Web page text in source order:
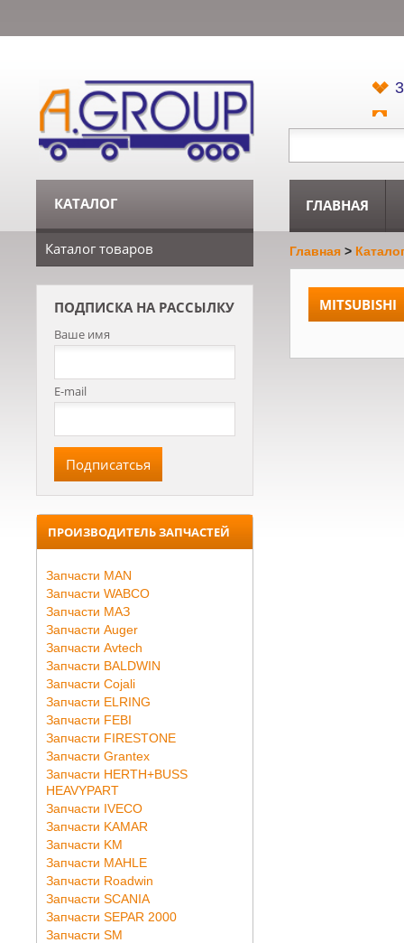
ГЛАВНАЯ
КАТАЛОГ
Каталог товаров
ПОДПИСКА НА РАССЫЛКУ
Ваше имя
E-mail
ПРОИЗВОДИТЕЛЬ ЗАПЧАСТЕЙ
Запчасти MAN
Запчасти WABCO
Запчасти МАЗ
Запчасти Auger
Запчасти Avtech
Запчасти BALDWIN
Запчасти Cojali
Запчасти ELRING
Запчасти FEBI
Запчасти FIRESTONE
Запчасти Grantex
Запчасти HERTH+BUSS
HEAVYPART
Запчасти IVECO
Запчасти KAMAR
Запчасти KM
Запчасти MAHLE
Запчасти Roadwin
Запчасти SCANIA
Запчасти SEPAR 2000
Запчасти SM
Главная >
MITSUBISHI